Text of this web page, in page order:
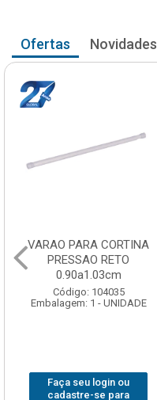
Ofertas Novidades
VARAO PARA CORTINA
PRESSAO RETO
1.05a1.18cm
Código: 104043
Embalagem: 1 - UNIDADE
Faça seu login ou
cadastre-se para